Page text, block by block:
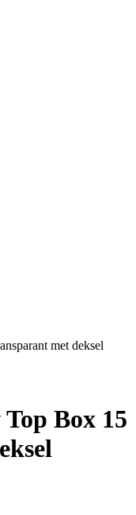
met deksel
Box 15